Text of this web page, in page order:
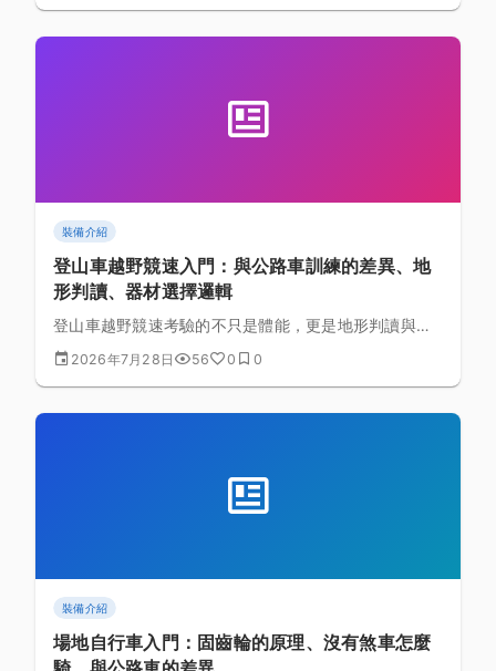
裝備介紹
登山車越野競速入門：與公路車訓練的差異、地
形判讀、器材選擇邏輯
登山車越野競速考驗的不只是體能，更是地形判讀與操
控技術。這篇比較它與公路車訓練的本質差異，說明賽
道地形怎麼讀、器材該怎麼挑，給想跨界的公路車騎士
2026年7月28日 56 0 0
裝備介紹
場地自行車入門：固齒輪的原理、沒有煞車怎麼